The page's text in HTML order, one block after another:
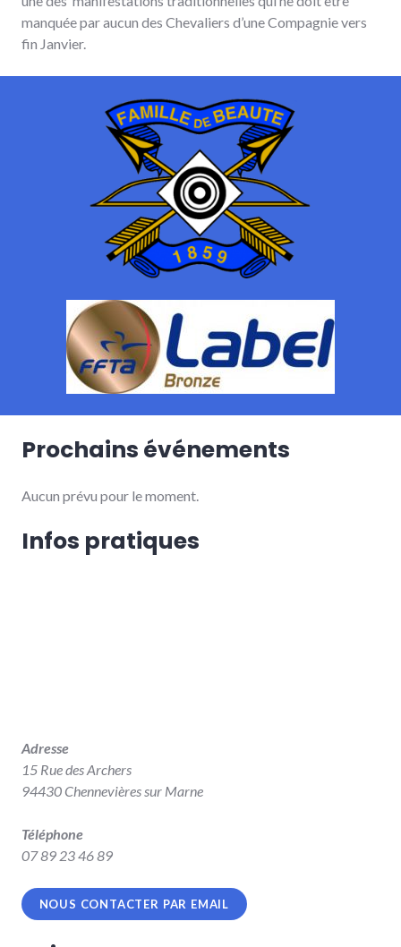
manquée par aucun des Chevaliers d’une Compagnie vers
fin Janvier.
Prochains événements
Aucun prévu pour le moment.
Infos pratiques
Adresse
15 Rue des Archers
94430 Chennevières sur Marne
Téléphone
07 89 23 46 89
NOUS CONTACTER PAR EMAIL